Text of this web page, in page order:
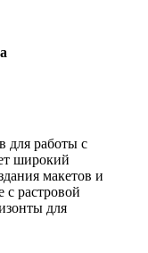
для работы с
широкий
макетов и
с растровой
для